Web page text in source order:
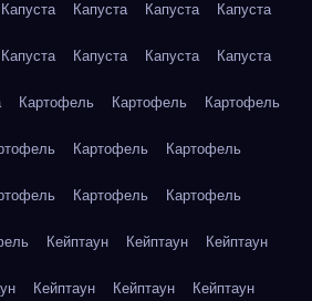
Капуста Капуста Капуста Капуста
Капуста Капуста Капуста Капуста
Картофель Картофель Картофель
Картофель Картофель
Картофель Картофель
Кейптаун Кейптаун Кейптаун
Кейптаун Кейптаун Кейптаун